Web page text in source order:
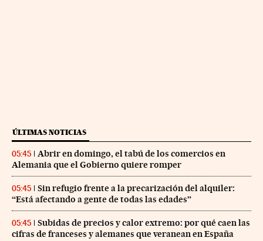
ÚLTIMAS NOTICIAS
05:45
Abrir en domingo, el tabú de los comercios en
Alemania que el Gobierno quiere romper
05:45
Sin refugio frente a la precarización del alquiler:
“Está afectando a gente de todas las edades”
05:45
Subidas de precios y calor extremo: por qué caen las
cifras de franceses y alemanes que veranean en España